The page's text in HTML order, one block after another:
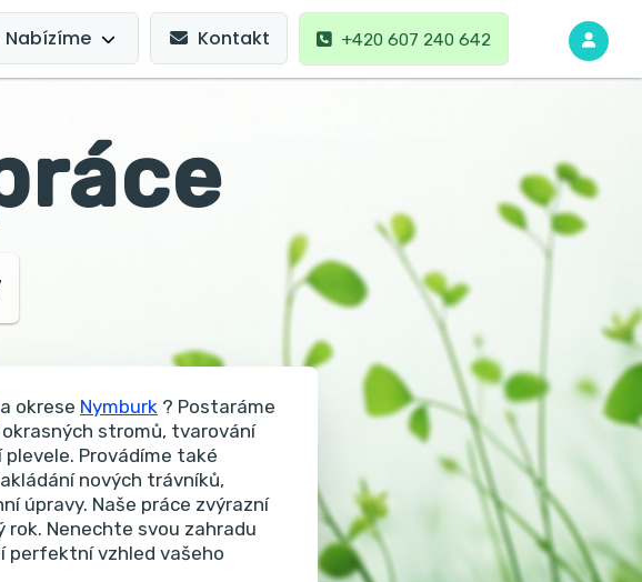
+420 607 240 642
Nabízíme Kontakt
a okrese Nymburk ? Postaráme
stromů, tvarování
Provádíme také
nových trávníků,
úpravy. Naše práce zvýrazní
rok. Nenechte svou zahradu
perfektní vzhled vašeho